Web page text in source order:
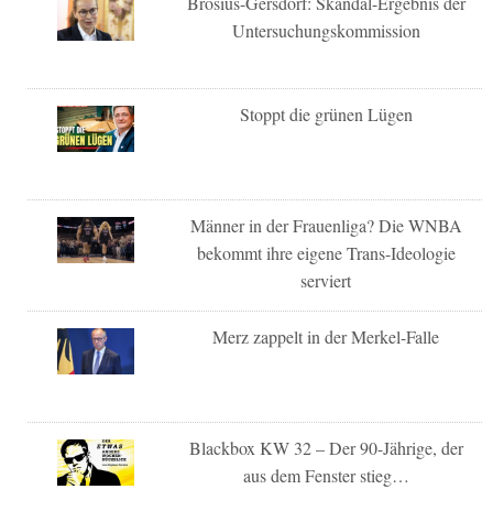
Untersuchungskommission
Stoppt die grünen Lügen
Männer in der Frauenliga? Die WNBA
bekommt ihre eigene Trans-Ideologie
serviert
Merz zappelt in der Merkel-Falle
Blackbox KW 32 – Der 90-Jährige, der
aus dem Fenster stieg…